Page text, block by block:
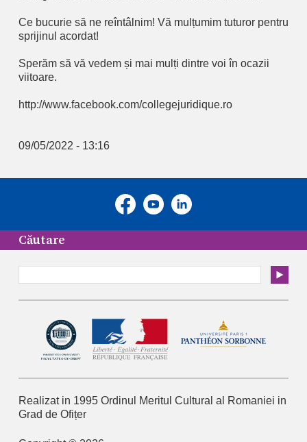
Căutare
Ce bucurie să ne reîntâlnim! Vă mulțumim tuturor pentru
sprijinul acordat!
Sperăm să vă vedem și mai mulți dintre voi în ocazii
viitoare.
http://www.facebook.com/collegejuridique.ro
09/05/2022 - 13:16
Realizat in 1995 Ordinul Meritul Cultural al Romaniei in
Grad de Ofițer